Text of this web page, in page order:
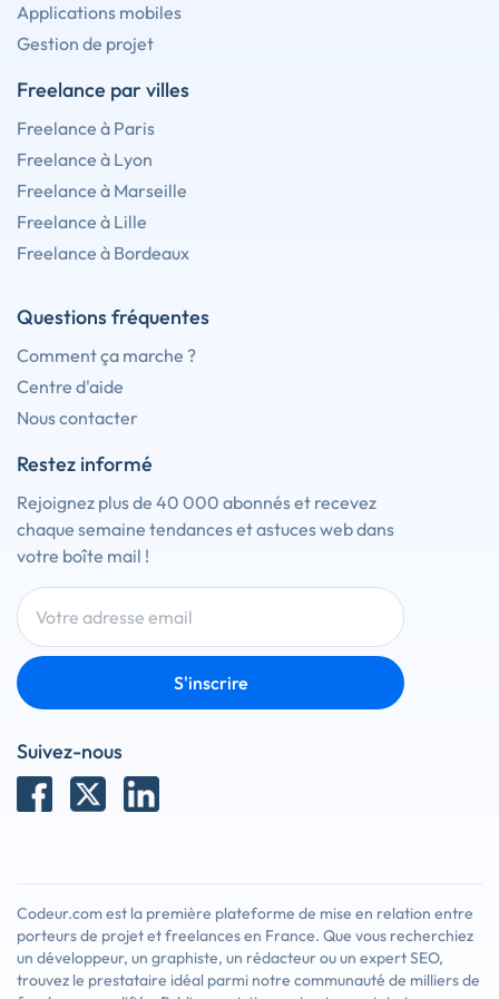
Applications mobiles
Gestion de projet
Freelance par villes
Freelance à Paris
Freelance à Lyon
Freelance à Marseille
Freelance à Lille
Freelance à Bordeaux
Questions fréquentes
Comment ça marche ?
Centre d'aide
Nous contacter
Restez informé
Rejoignez plus de 40 000 abonnés et recevez
chaque semaine tendances et astuces web dans
votre boîte mail !
S'inscrire
Suivez-nous
Codeur.com est la première plateforme de mise en relation entre
porteurs de projet et freelances en France. Que vous recherchiez
un développeur, un graphiste, un rédacteur ou un expert SEO,
trouvez le prestataire idéal parmi notre communauté de milliers de